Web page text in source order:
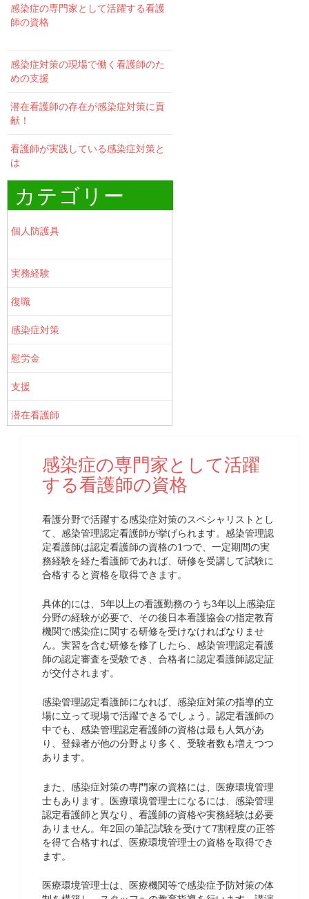
感染症の専門家として活躍する看護
師の資格
感染症対策の現場で働く看護師のた
めの支援
潜在看護師の存在が感染症対策に貢
献！
看護師が実践している感染症対策と
は
カテゴリー
個人防護具
実務経験
復職
感染症対策
慰労金
支援
潜在看護師
感染症の専門家として活躍
する看護師の資格
看護分野で活躍する感染症対策のスペシャリストとし
て、感染管理認定看護師が挙げられます。感染管理認
定看護師は認定看護師の資格の1つで、一定期間の実
務経験を経た看護師であれば、研修を受講して試験に
合格すると資格を取得できます。
具体的には、5年以上の看護勤務のうち3年以上感染症
分野の経験が必要で、その後日本看護協会の指定教育
機関で感染症に関する研修を受けなければなりませ
ん。実習を含む研修を修了したら、感染管理認定看護
師の認定審査を受験でき、合格者に認定看護師認定証
が交付されます。
感染管理認定看護師になれば、感染症対策の指導的立
場に立って現場で活躍できるでしょう。認定看護師の
中でも、感染管理認定看護師の資格は最も人気があ
り、登録者が他の分野より多く、受験者数も増えつつ
あります。
また、感染症対策の専門家の資格には、医療環境管理
士もあります。医療環境管理士になるには、感染管理
認定看護師と異なり、看護師の資格や実務経験は必要
ありません。年2回の筆記試験を受けて7割程度の正答
を得て合格すれば、医療環境管理士の資格を取得でき
ます。
医療環境管理士は、医療機関等で感染症予防対策の体